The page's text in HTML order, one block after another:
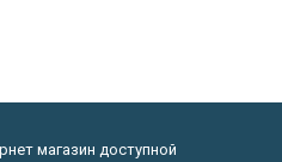
магазин доступной